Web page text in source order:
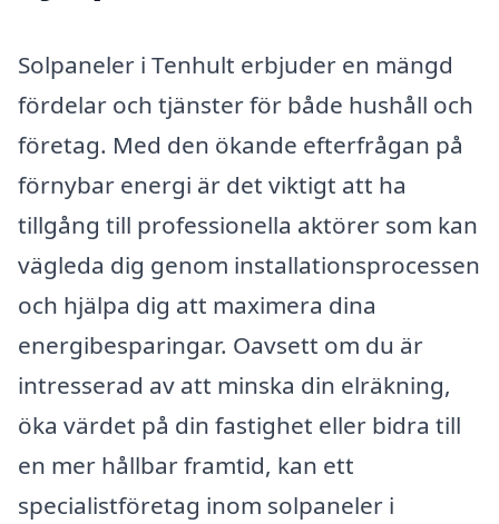
Solpaneler i Tenhult erbjuder en mängd
fördelar och tjänster för både hushåll och
företag. Med den ökande efterfrågan på
förnybar energi är det viktigt att ha
tillgång till professionella aktörer som kan
vägleda dig genom installationsprocessen
och hjälpa dig att maximera dina
energibesparingar. Oavsett om du är
intresserad av att minska din elräkning,
öka värdet på din fastighet eller bidra till
en mer hållbar framtid, kan ett
specialistföretag inom solpaneler i